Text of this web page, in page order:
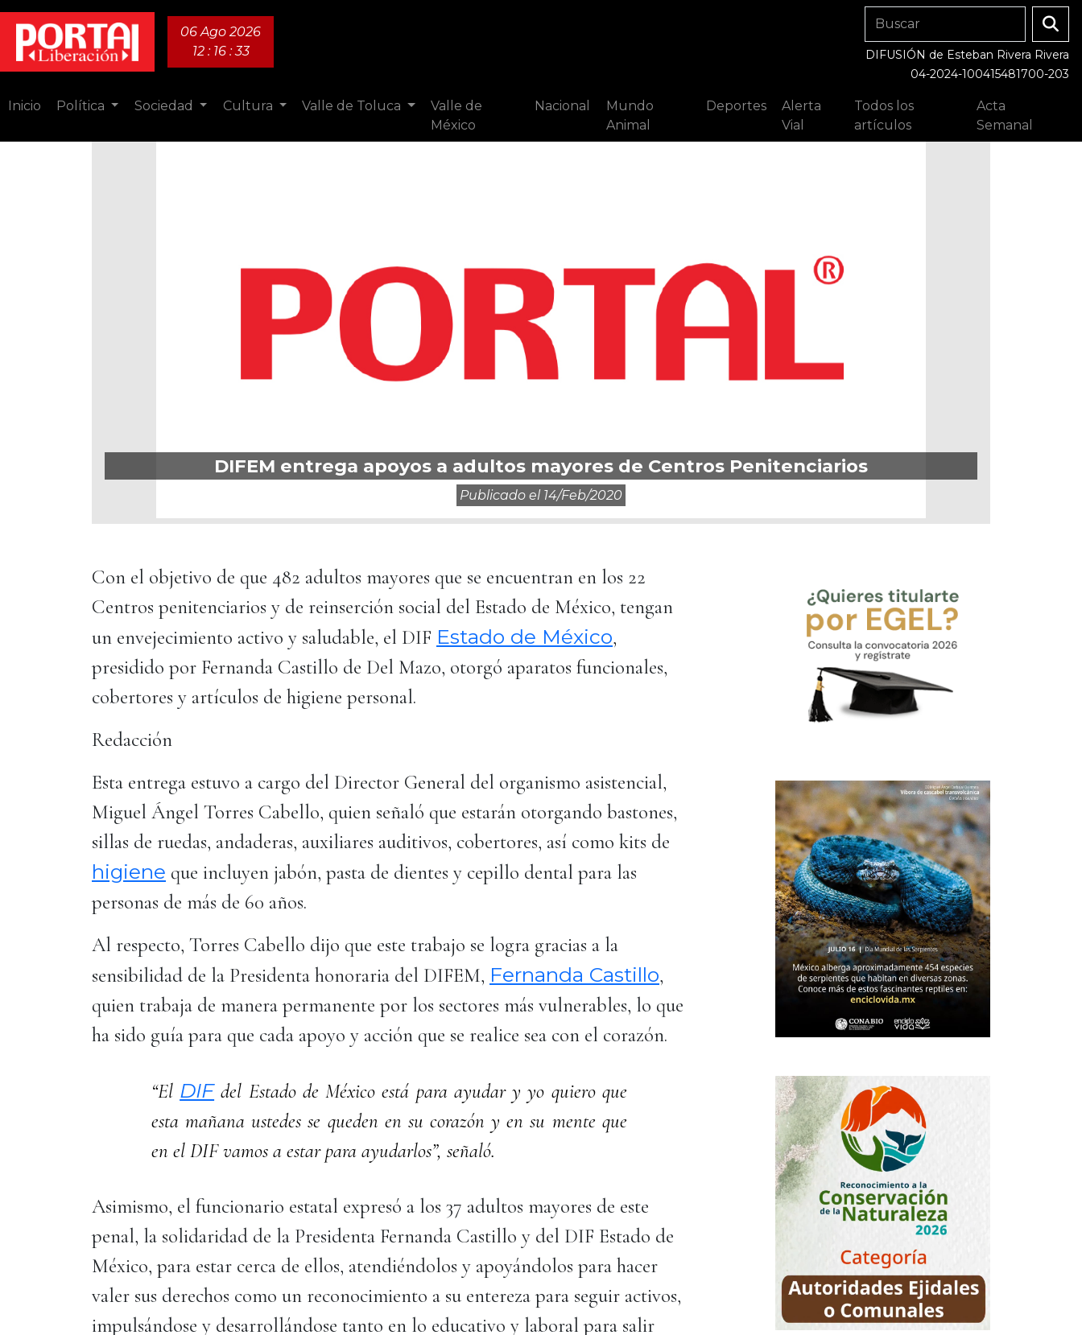
06 Ago 2026
12 : 16 : 34
DIFUSIÓN de Esteban Rivera Rivera
04-2024-100415481700-203
Inicio Política Sociedad Cultura Valle de Toluca
Valle de
México
Nacional
Mundo
Animal
Deportes
Alerta
Vial
Todos los
artículos
Acta
Semanal
DIFEM entrega apoyos a adultos mayores de Centros Penitenciarios
Publicado el 14/feb/2020
Con el objetivo de que 482 adultos mayores que se encuentran en los 22
Centros penitenciarios y de reinserción social del Estado de México, tengan
un envejecimiento activo y saludable, el DIF Estado de México,
presidido por Fernanda Castillo de Del Mazo, otorgó aparatos funcionales,
cobertores y artículos de higiene personal.
Redacción
Esta entrega estuvo a cargo del Director General del organismo asistencial,
Miguel Ángel Torres Cabello, quien señaló que estarán otorgando bastones,
sillas de ruedas, andaderas, auxiliares auditivos, cobertores, así como kits de
higiene que incluyen jabón, pasta de dientes y cepillo dental para las
personas de más de 60 años.
Al respecto, Torres Cabello dijo que este trabajo se logra gracias a la
sensibilidad de la Presidenta honoraria del DIFEM, Fernanda Castillo,
quien trabaja de manera permanente por los sectores más vulnerables, lo que
ha sido guía para que cada apoyo y acción que se realice sea con el corazón.
“El DIFdel Estado de México está para ayudar y yo quiero que
esta mañana ustedes se queden en su corazón y en su mente que
en el DIF vamos a estar para ayudarlos”, señaló.
Asimismo, el funcionario estatal expresó a los 37 adultos mayores de este
penal, la solidaridad de la Presidenta Fernanda Castillo y del DIF Estado de
México, para estar cerca de ellos, atendiéndolos y apoyándolos para hacer
valer sus derechos como un reconocimiento a su entereza para seguir activos,
impulsándose y desarrollándose tanto en lo educativo y laboral para salir